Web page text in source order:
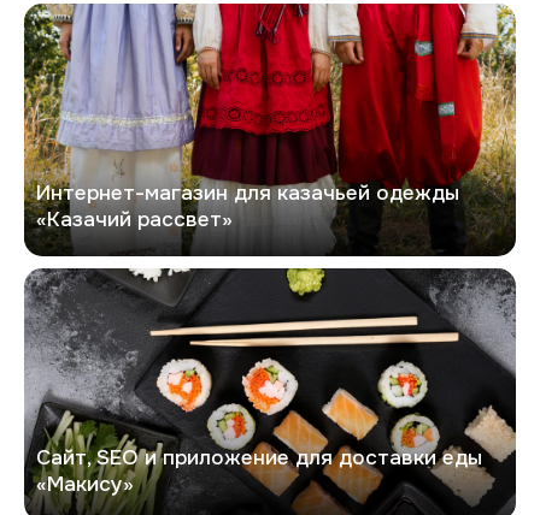
Казачий рассвет
Интернет-магазин для казачьей одежды
«Казачий рассвет»
Макису
Сайт, SEO и приложение для доставки еды
«Макису»